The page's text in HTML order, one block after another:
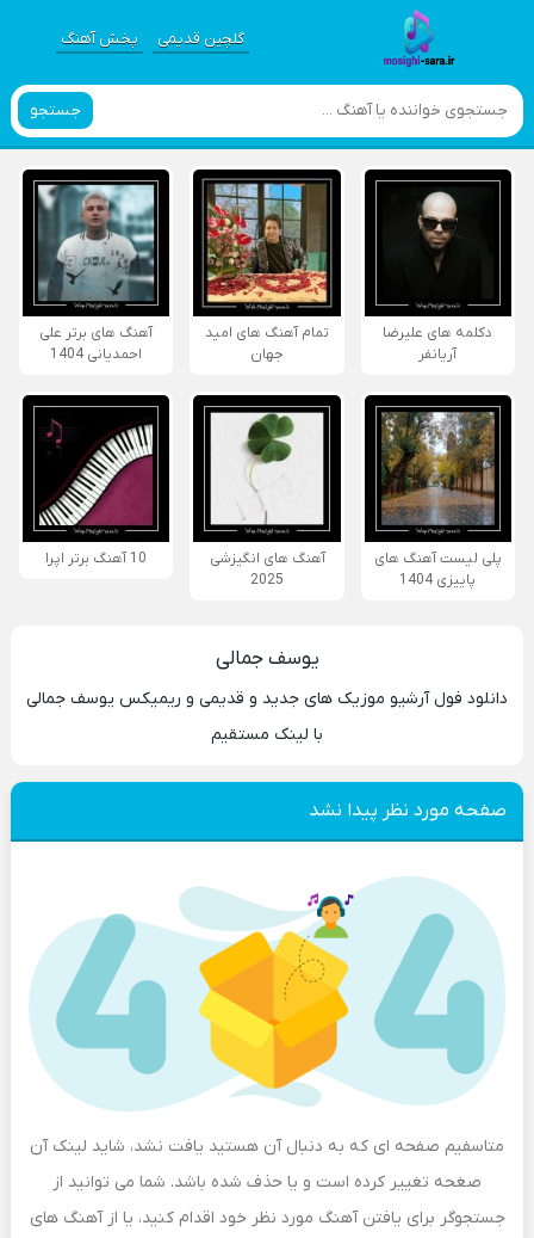
گلچین قدیمی پخش آهنگ
جستجو
دکلمه های علیرضا
آریانفر
تمام آهنگ های امید
جهان
آهنگ های برتر علی
احمدیانی 1404
پلی لیست آهنگ های
پاییزی 1404
آهنگ های انگیزشی
2025
10 آهنگ برتر اپرا
یوسف جمالی
دانلود فول آرشیو موزیک های جدید و قدیمی و ریمیکس یوسف جمالی
با لینک مستقیم
صفحه مورد نظر پیدا نشد
متاسفیم صفحه ای که به دنبال آن هستید یافت نشد، شاید لینک آن
صغحه تغییر کرده است و یا حذف شده باشد. شما می توانید از
جستجوگر برای یافتن آهنگ مورد نظر خود اقدام کنید، یا از آهنگ های